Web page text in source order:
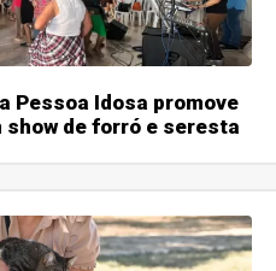
Pessoa Idosa promove
de forró e seresta